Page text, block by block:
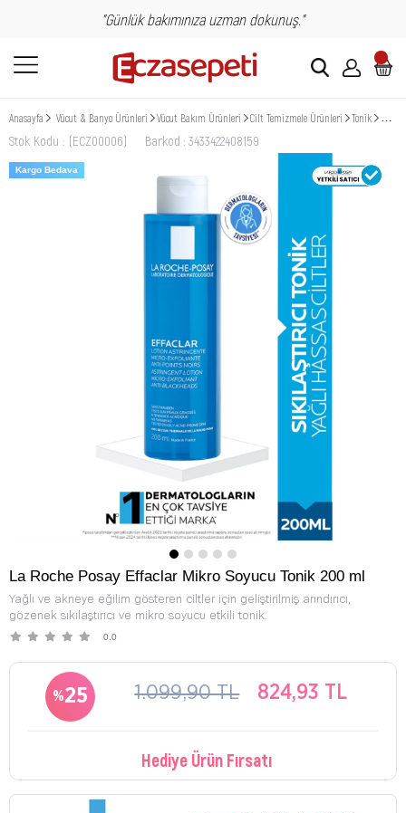
"Günlük bakımınıza uzman dokunuş."
Anasayfa Vücut & Banyo Ürünleri Vücut Bakım Ürünleri Cilt Temizmele Ürünleri Tonik La
Stok Kodu (ECZ00006) Barkod : 3433422408159
Kargo Bedava
La Roche Posay Effaclar Mikro Soyucu Tonik 200 ml
Yağlı ve akneye eğilim gösteren ciltler için geliştirilmiş arındırıcı,
gözenek sıkılaştırıcı ve mikro soyucu etkili tonik.
0.0
25 1.099,90 TL 824,93 TL
Hediye Ürün Fırsatı